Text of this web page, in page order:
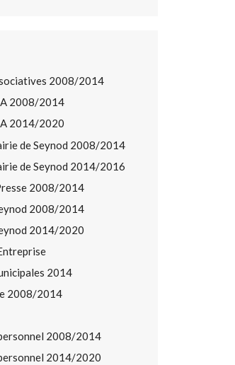
2008/2014
2008/2014
2014/2020
de Seynod 2008/2014
de Seynod 2014/2016
2008/2014
2008/2014
2014/2020
2014
2008/2014
2008/2014
2014/2020